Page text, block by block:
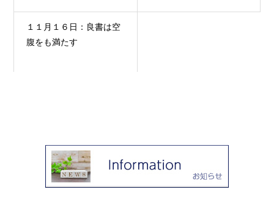
１１月１６日：良書は空
腹をも満たす